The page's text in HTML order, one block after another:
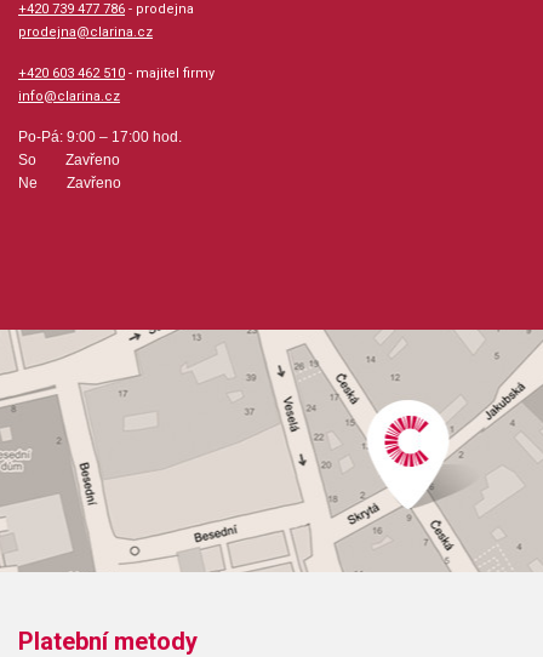
+420 739 477 786 - prodejna
prodejna@clarina.cz
+420 603 462 510 - majitel firmy
info@clarina.cz
Po-Pá: 9:00 – 17:00 hod.
So Zavřeno
Ne Zavřeno
Platební metody